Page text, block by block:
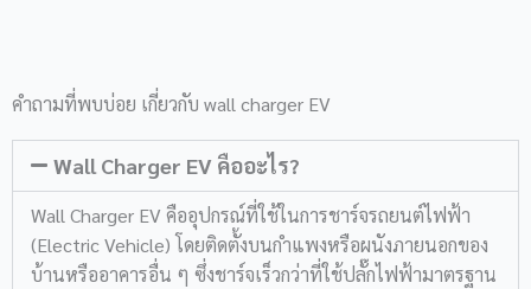
คำถามที่พบบ่อย เกี่ยวกับ wall charger EV
Wall Charger EV คืออะไร?
Wall Charger EV คืออุปกรณ์ที่ใช้ในการชาร์จรถยนต์ไฟฟ้า
(Electric Vehicle) โดยติดตั้งบนกำแพงหรือผนังภายนอกของ
บ้านหรืออาคารอื่น ๆ ซึ่งชาร์จเร็วกว่าที่ใช้ปลั๊กไฟฟ้ามาตรฐาน